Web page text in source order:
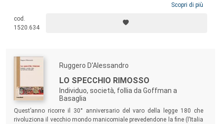
essere questo universo parallelo della cura, esistono delle
varie terapie proposte, ma soprattutto nel modo in cui esse muovono
le proprie strategie di cura e guarigione, almeno dal punto di vista di
Scopri di più
cod.
1520.634
Ruggero D'Alessandro
LO SPECCHIO RIMOSSO
Individuo, società, follia da Goffman a
Basaglia
Quest’anno ricorre il 30° anniversario del varo della legge 180 che
rivoluziona il vecchio mondo manicomiale prevedendone la fine (l’Italia